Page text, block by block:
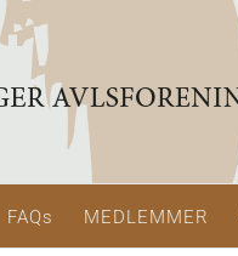
FAQs MEDLEMMER